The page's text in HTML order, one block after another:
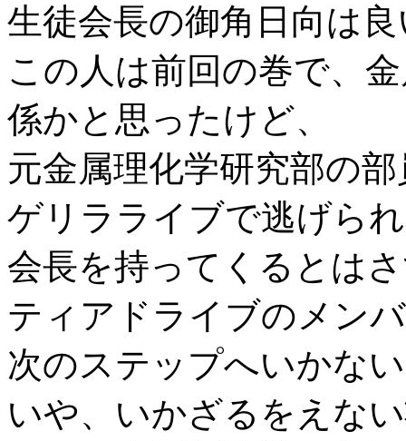
生徒会長の御角日向は
この人は前回の巻で、
係かと思ったけど、
元金属理化学研究部の
ゲリラライブで逃げら
会長を持ってくるとは
ティアドライブのメン
次のステップへいかな
いや、いかざるをえな